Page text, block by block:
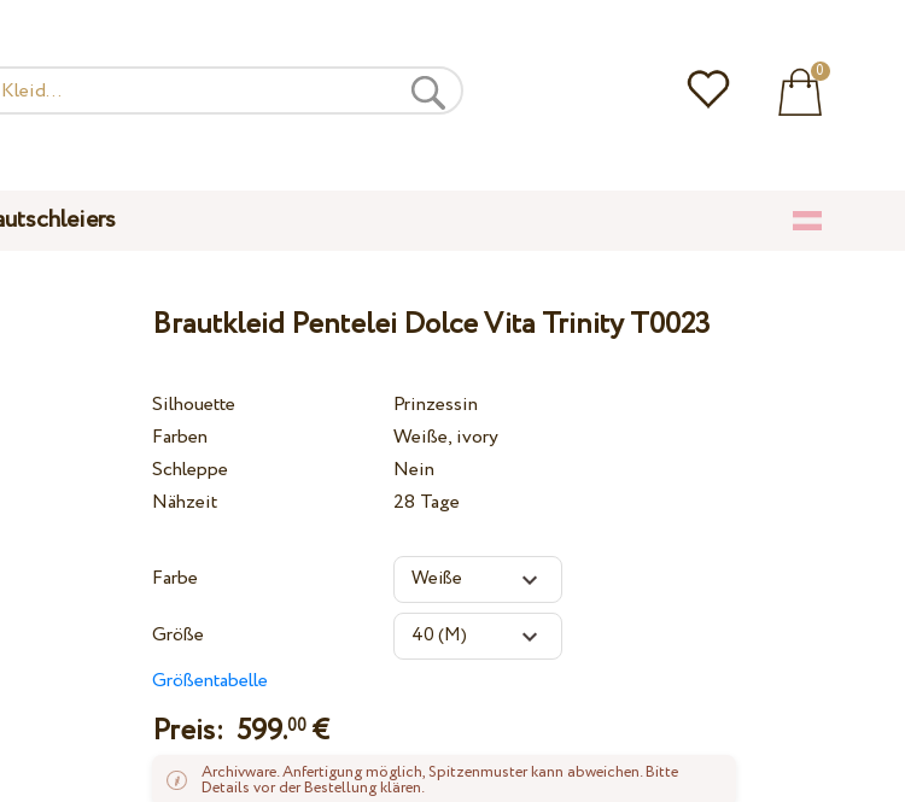
0
Brautkleid Pentelei Dolce Vita Trinity T0023
Silhouette
Prinzessin
Farben
Weiße, ivory
Schleppe
Nein
Nähzeit
28 Tage
Farbe
Größe
Größentabelle
Preis: 599.00 €
Archivware. Anfertigung möglich, Spitzenmuster kann abweichen. Bitte
Details vor der Bestellung klären.